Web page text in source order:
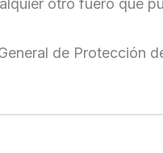
otro fuero que
de Protección